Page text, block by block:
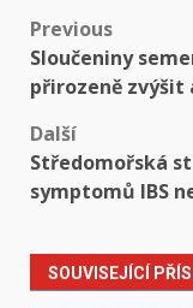
Post
Previous
Sloučeniny
přirozeně
Další
Středomořská
symptomů IBS
SOUVISEJÍCÍ